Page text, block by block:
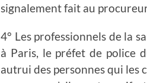
signalement fait au
4° Les professionnels de la
à Paris, le préfet de police
autrui des personnes qui les